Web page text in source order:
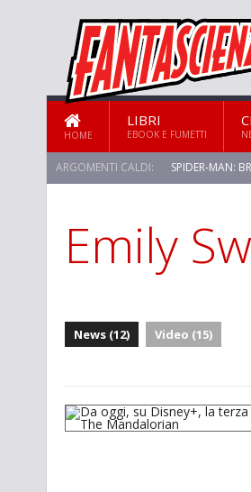
HOME
LIBRI
EBOOK E FUMETTI
ARGOMENTI CALDI: SPIDER-MAN:
Emily
News (12) Video (15)